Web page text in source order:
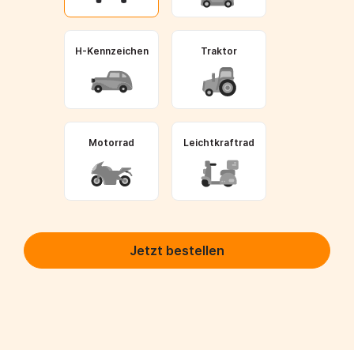
H-Kennzeichen Traktor
Motorrad Leichtkraftrad
Jetzt bestellen